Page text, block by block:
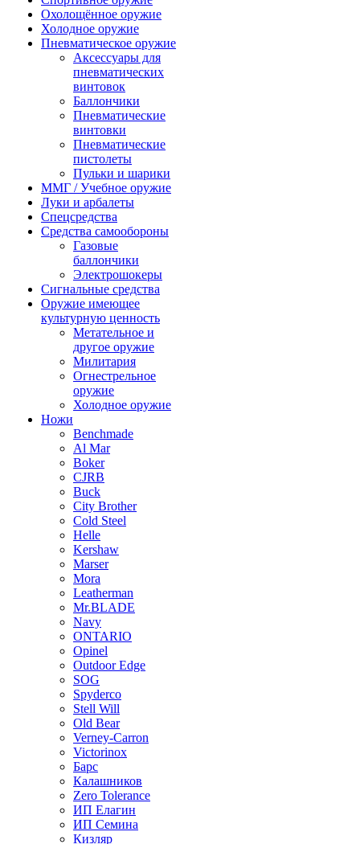
Охолощённое оружие
Холодное оружие
Пневматическое оружие
Аксессуары для
пневматических
винтовок
Баллончики
Пневматические
винтовки
Пневматические
пистолеты
Пульки и шарики
ММГ / Учебное оружие
Луки и арбалеты
Спецсредства
Средства самообороны
Газовые
баллончики
Электрошокеры
Сигнальные средства
Оружие имеющее
культурную ценность
Метательное и
другое оружие
Милитария
Огнестрельное
оружие
Холодное оружие
Ножи
Benchmade
Al Mar
Boker
CJRB
Buck
City Brother
Cold Steel
Helle
Kershaw
Marser
Mora
Leatherman
Mr.BLADE
Navy
ONTARIO
Opinel
Outdoor Edge
SOG
Spyderco
Stell Will
Old Bear
Verney-Carron
Victorinox
Барс
Калашников
Zero Tolerance
ИП Елагин
ИП Семина
Кизляр